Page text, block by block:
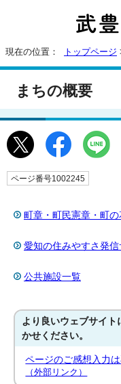
現在の位置： トップページ
まちの概要
ページ番号1002245
町章・町民憲章・町
愛知の住みやすさ発信
公共施設一覧
より良いウェブサイ
かせください。
ページのご感想入力
（外部リンク）